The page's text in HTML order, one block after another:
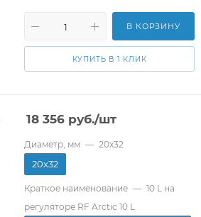
В КОРЗИНУ
КУПИТЬ В 1 КЛИК
18 356 руб./шт
Диаметр, мм — 20х32
20х32
Краткое наименование — 10 L на
регуляторе RF Arctic 10 L